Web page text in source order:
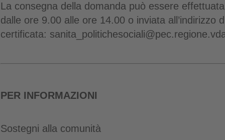
La consegna della domanda può essere
dalle ore 9.00 alle ore 14.00 o inviata all’indirizzo
certificata:
PER INFORMAZIONI
Sostegni alla comunità